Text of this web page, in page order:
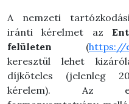
A nemzeti
iránti kérelmet az
felületen (https://
keresztül lehet
díjköteles (jelenleg
kérelem). Az